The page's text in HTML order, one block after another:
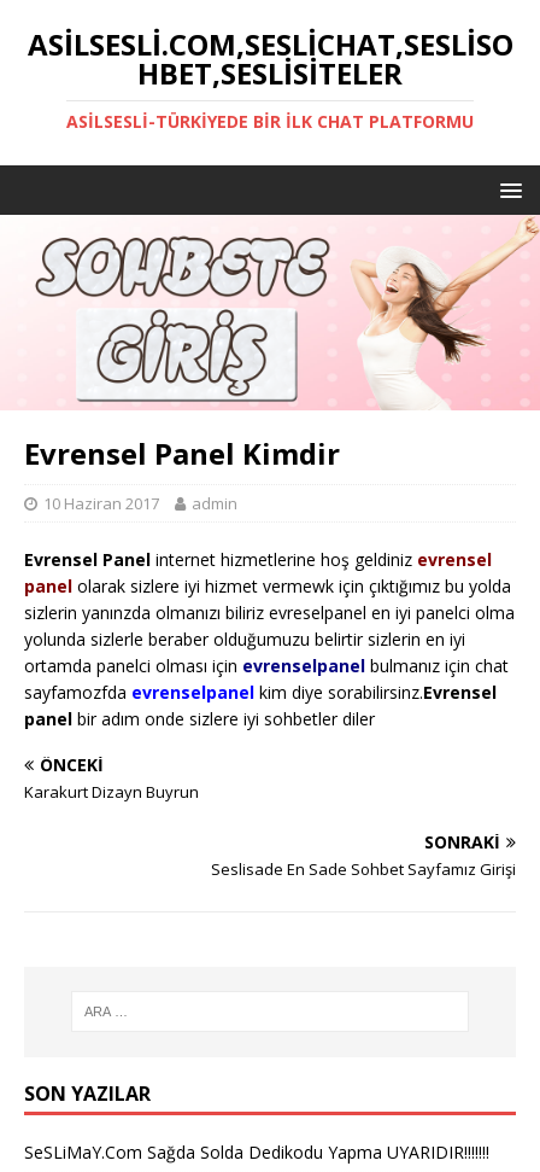
ASILSESLI.COM,SESLICHAT,SESLISO
HBET,SESLISITELER
ASILSESLI-TÜRKIYEDE BIR İLK CHAT PLATFORMU
Evrensel Panel Kimdir
10 Haziran 2017 admin
Evrensel Panel internet hizmetlerine hoş geldiniz evrensel
panel olarak sizlere iyi hizmet vermewk için çıktığımız bu yolda
sizlerin yanınzda olmanızı biliriz evreselpanel en iyi panelci olma
yolunda sizlerle beraber olduğumuzu belirtir sizlerin en iyi
ortamda panelci olması için evrenselpanel bulmanız için chat
sayfamozfda evrenselpanel kim diye sorabilirsinz.Evrensel
panel bir adım onde sizlere iyi sohbetler diler
ÖNCEKI
Karakurt Dizayn Buyrun
SONRAKI
Seslisade En Sade Sohbet Sayfamız Girişi
SON YAZILAR
SeSLiMaY.Com Sağda Solda Dedikodu Yapma UYARIDIR!!!!!!!